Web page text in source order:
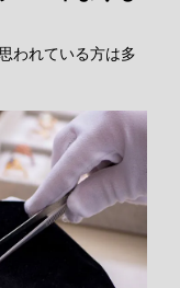
われている方は多